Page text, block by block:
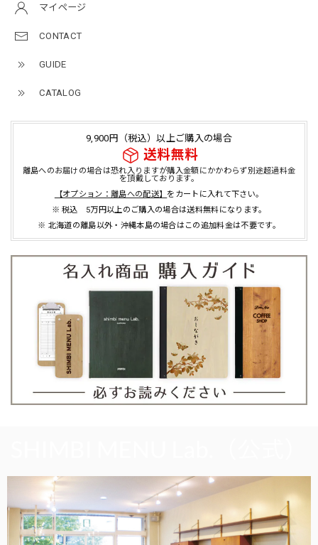
マイページ
CONTACT
GUIDE
CATALOG
9,900円（税込）以上ご購入の場合
送料無料
離島へのお届けの場合は恐れ入りますが購入金額にかかわらず別途超過料金
を頂戴しております。
【オプション：離島への配送】 をカートに入れて下さい。
※ 税込 5万円以上のご購入の場合は送料無料になります。
※ 北海道の離島以外・沖縄本島の場合はこの追加料金は不要です。